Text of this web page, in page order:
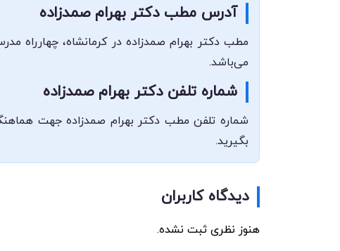
آدرس مطب دکتر بهرام صمدزاده
مطب دکتر بهرام صمدزاده در کرمانشاه،
می‌باشد.
شماره تلفن دکتر بهرام صمدزاده
بگیرید.
دیدگاه کاربران
هنوز نظری ثبت نشده.